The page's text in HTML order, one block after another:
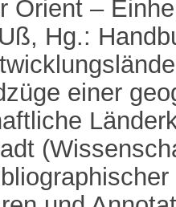
Orient –
Hg.:
einer